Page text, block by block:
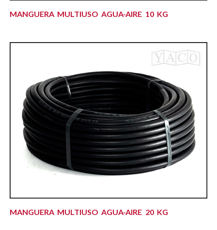
MANGUERA MULTIUSO AGUA-AIRE 10 KG
MANGUERA MULTIUSO AGUA-AIRE 20 KG